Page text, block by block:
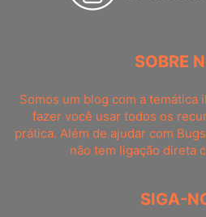
SOBRE
Somos um blog com a temática
fazer você usar todos os
prática. Além de ajudar com
não tem ligação direta
SIGA-